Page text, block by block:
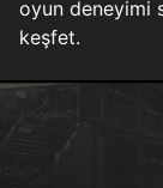
oyun deneyimi
keşfet.